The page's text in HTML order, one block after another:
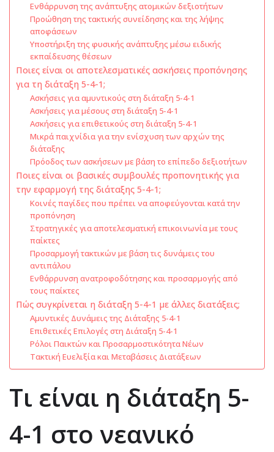
Ενθάρρυνση της ανάπτυξης ατομικών δεξιοτήτων
Προώθηση της τακτικής συνείδησης και της λήψης
αποφάσεων
Υποστήριξη της φυσικής ανάπτυξης μέσω ειδικής
εκπαίδευσης θέσεων
Ποιες είναι οι αποτελεσματικές ασκήσεις προπόνησης
για τη διάταξη 5-4-1;
Ασκήσεις για αμυντικούς στη διάταξη 5-4-1
Ασκήσεις για μέσους στη διάταξη 5-4-1
Ασκήσεις για επιθετικούς στη διάταξη 5-4-1
Μικρά παιχνίδια για την ενίσχυση των αρχών της
διάταξης
Πρόοδος των ασκήσεων με βάση το επίπεδο δεξιοτήτων
Ποιες είναι οι βασικές συμβουλές προπονητικής για
την εφαρμογή της διάταξης 5-4-1;
Κοινές παγίδες που πρέπει να αποφεύγονται κατά την
προπόνηση
Στρατηγικές για αποτελεσματική επικοινωνία με τους
παίκτες
Προσαρμογή τακτικών με βάση τις δυνάμεις του
αντιπάλου
Ενθάρρυνση ανατροφοδότησης και προσαρμογής από
τους παίκτες
Πώς συγκρίνεται η διάταξη 5-4-1 με άλλες διατάξεις;
Αμυντικές Δυνάμεις της Διάταξης 5-4-1
Επιθετικές Επιλογές στη Διάταξη 5-4-1
Ρόλοι Παικτών και Προσαρμοστικότητα Νέων
Τακτική Ευελιξία και Μεταβάσεις Διατάξεων
Τι είναι η διάταξη 5-
4-1 στο νεανικό